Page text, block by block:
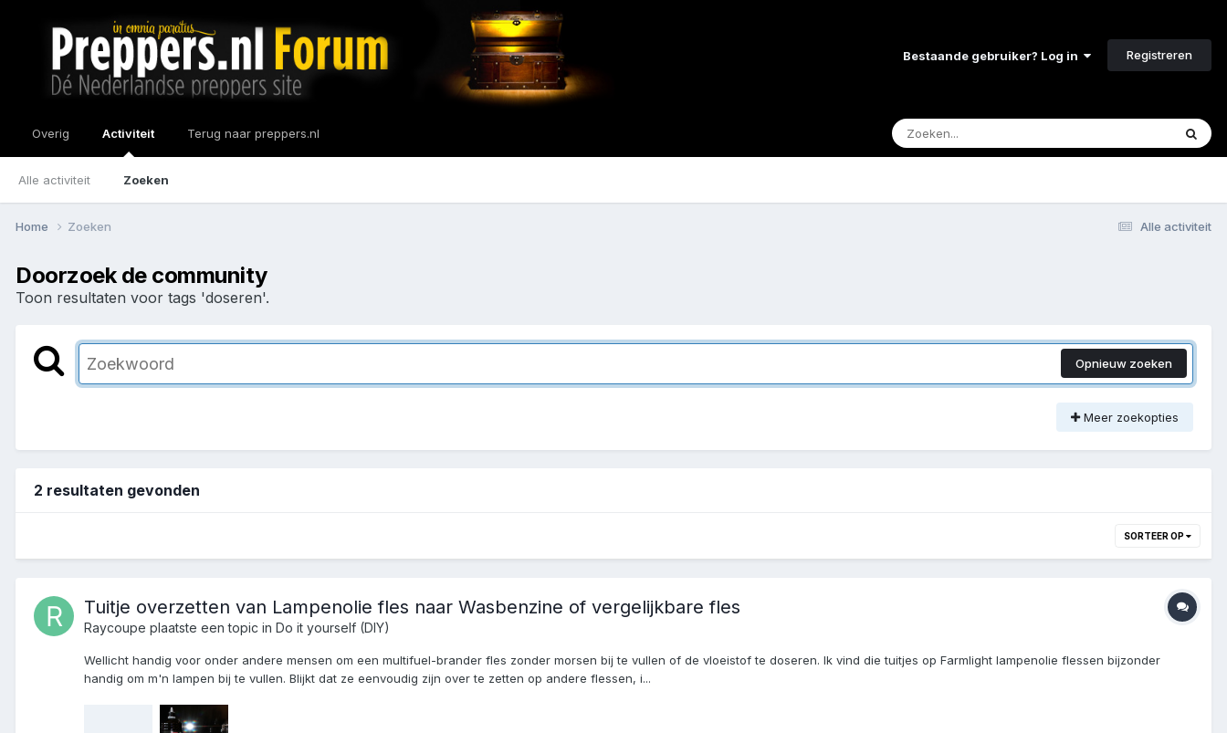
Bestaande gebruiker? Log in Registreren
Overig Activiteit
Alle activiteit Zoeken
Terug naar preppers.nl
Alle activiteit
Home Zoeken
Doorzoek de community
Toon resultaten voor tags 'doseren'.
Opnieuw zoeken
Meer zoekopties
2 resultaten gevonden
SORTEER OP
Tuitje overzetten van Lampenolie fles naar Wasbenzine of vergelijkbare fles
Raycoupe plaatste een topic in Do it yourself (DIY)
Wellicht handig voor onder andere mensen om een multifuel-brander fles zonder morsen bij te vullen of de vloeistof te doseren. Ik vind die tuitjes op Farmlight lampenolie flessen bijzonder
handig om m'n lampen bij te vullen. Blijkt dat ze eenvoudig zijn over te zetten op andere flessen, i...